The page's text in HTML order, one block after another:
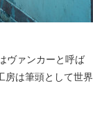
ヴァンカーと呼ば
房は筆頭として世界